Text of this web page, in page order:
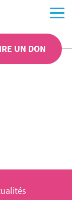
UN DON